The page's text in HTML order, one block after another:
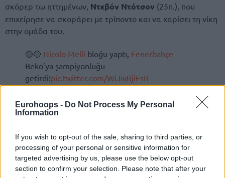
Eurohoops - Do Not Process My Personal
Information
If you wish to opt-out of the sale, sharing to third parties, or
processing of your personal or sensitive information for
targeted advertising by us, please use the below opt-out
section to confirm your selection. Please note that after your
σκόρερ τω ηττημένων, Ντεβόν Ντότσον (25π.), που
επιχείρησε να σκοράρει με τρίποντο και να χαρίσει τη νίκη
στην ομάδα του.
🟡🔵 Nicolo Melli bloğu yaptı, Fenerbahçe
Beko’ya şampiyonluğu
getirdi!pic.twitter.com/WiJwRjiFsR
— Eurohoops Türkiye (@EurohoopsTR)
September 24, 2025